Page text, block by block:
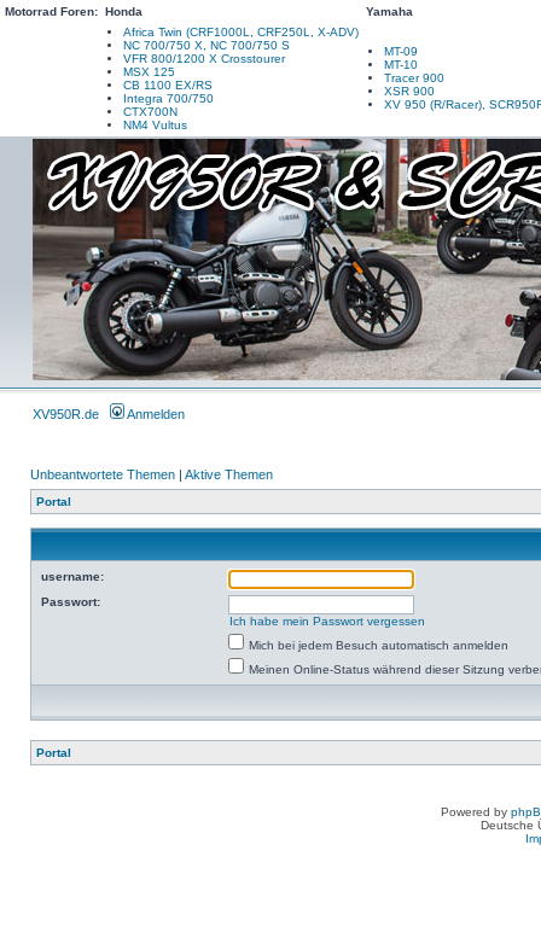
Motorrad Foren: Honda
Yamaha
Africa Twin (CRF1000L, CRF250L, X-ADV)
NC 700/750 X, NC 700/750 S
VFR 800/1200 X Crosstourer
MSX 125
CB 1100 EX/RS
Integra 700/750
CTX700N
NM4 Vultus
MT-09
MT-10
Tracer 900
XSR 900
XV 950 (R/Racer),
XV950R.de Anmelden
Unbeantwortete Themen | Aktive Themen
Portal
username:
Passwort:
Ich habe mein Passwort vergessen
Mich bei jedem Besuch automatisch anmelden
Meinen Online-Status während dieser Sitzung
Portal
Powered by
Deutsche